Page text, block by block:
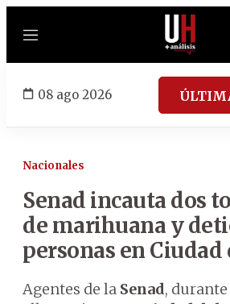
Menú
08 ago 2026
Nacionales
Senad incauta dos
de marihuana y
personas en Ciudad
Agentes de la Senad,